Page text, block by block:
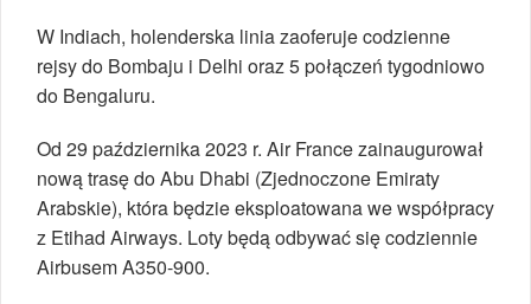
W Indiach, holenderska linia zaoferuje codzienne
rejsy do Bombaju i Delhi oraz 5 połączeń tygodniowo
do Bengaluru.
Od 29 października 2023 r. Air France zainaugurował
nową trasę do Abu Dhabi (Zjednoczone Emiraty
Arabskie), która będzie eksploatowana we współpracy
z Etihad Airways. Loty będą odbywać się codziennie
Airbusem A350-900.